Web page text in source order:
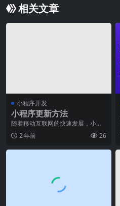
相关文章
小程序开发
小程序更新方法
随着移动互联网的快速发展，小程
序成为了各行各业的热门应用之
一。小程序不仅提供了便
2 年前 26